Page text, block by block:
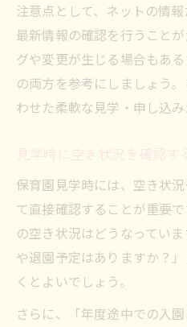
注意点として、ネットの情
最新情報の確認を行うこと
グや変更が生じる場合もあ
の両方を参考にしましょう
わせた柔軟な見学・申し込み
見学時に空き状況を確認す
保育園見学時には、空き状
て直接確認することが重要
の空き状況はどうなってい
や退園予定はありますか？
くとよいでしょう。
さらに、「年度途中での入